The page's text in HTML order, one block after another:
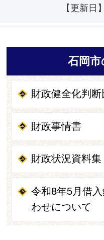
【更新日】
石岡
財政健全化判断
財政事情書
財政状況資料集
令和8年5月借
わせについて